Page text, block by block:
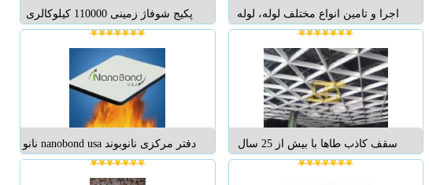
اجرا و تامین انواع مختلف لوله، لوله
کشی آب و فاضلاب، اجرای سیستم
گرمایش کفی سوپرپایپ، اجرای
موتورخانه، اجرای موتورخانه
استخر،تامین انواع سیستم تهویه
مطبوع...
پکیج شوفاژ زمینی 110000 کیلوکالری
آخرین سری در بین پکیج های زمینی
شرکت آلپ می باشد . پکیج زمینی
متر به صورت 3 طبقه مورد استفاده
قرار می گیرد . این نوع پکیح قابل
اس...
سقف کاذب طاها با بیش از 25 سال
سابقه درخشان در طراحی ، تولید و
دفتر مرکزی نانوبوند nanobond usa نانو
بوند دفتر مرکزی فروش نانوبوند
امریکا nanobond usa | تولید امارت